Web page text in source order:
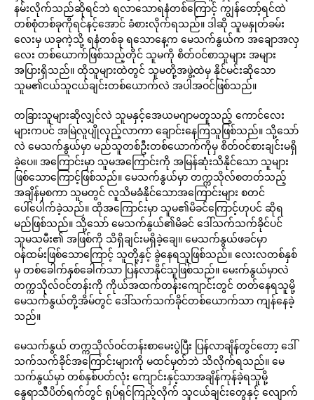
နမ်းလိုက်သည်ဆိုရင်ဘဲ ရလာသောရနံတစ်ကြောင့် ကျွန်တော့်ရင်ထဲ
တစ်စုံတစ်ခုကိုရင်နင့်အောင် ခံစားလိုက်ရသည်။ ဒါဆို သူမနှုတ်ခမ်း
လေးမှ ယခုကဲ့သို့ ရနံတစ်ခု ရသောနေ့က မေသက်နွယ်က အချောအလှ
လေး တစ်ယောက်ဖြစ်သည့်တိုင် သူမကို စိတ်ဝင်စာသူများ အများ
အပြားရှိသည်။ ထိုသူများထဲတွင် သူမတို့အဖွဲ့ထဲမှ နိုင်မင်းဆိုသော
သူမ၏ငယ်သူငယ်ချင်းတစ်ယောက်လဲ အပါအဝင်ဖြစ်သည်။
တခြားသူများဆိုလျှင်လဲ သူမနှင့်အေယမဂျာမတူသည့် ကောင်လေး
များကပင် အမြဲလူပျိုလှည့်လာကာ ချောင်းနေကြသူဖြစ်သည်။ သို့သော်
လဲ မေသက်နွယ်မှာ မည်သူတစ်ဦးတစ်ယောက်ကိုမှ စိတ်ဝင်စားချင်းမရှိ
ခဲ့ပေ။ အကြောင်းမှာ သူမအကြောင်းကို အမြန်ဆုံးသိနိုင်သော သူများ
ဖြစ်သောကြောင့်ဖြစ်သည်။ မေသက်နွယ်မှာ တက္ကသိုလ်စတတ်သည့်
အချိန်မှစကာ သူမတွင် လူသိမခံနိုင်သောအကြောင်းများ စတင်
ပေါ်ပေါက်ခဲ့သည်။ ထိုအကြောင်းမှာ သူမ၏မိခင်ကြောင့်ဟုပင် ဆိုရ
မည်ဖြစ်သည်။ သို့သော် မေသက်နွယ်၏မိခင် ဒေါ်သက်သက်ခိုင်ပင်
သူမသမီး၏ အဖြစ်ကို သိရှိချင်းမရှိခဲ့ချေ။ မေသက်နွယ်ဖခင်မှာ
ဝန်ထမ်းဖြစ်သောကြောင့် သူတို့နှင့် ခွဲနေရသူဖြစ်သည်။ လေးလတစ်နှစ်
မှ တစ်ခေါက်နှစ်ခေါက်သာ ပြန်လာနိုင်သူဖြစ်သည်။ မေးက်နွယ်မှာလဲ
တက္ကသိုလ်ဝင်တန်းကို ကိုယ်အထက်တန်းကျောင်းတွင် တတ်နေရသူမို့
မေသက်နွယ်တို့အိမ်တွင် ဒေါ်သက်သက်ခိုင်တစ်ယောက်သာ ကျန်နေခဲ့
သည်။
မေသက်နွယ် တက္ကသိုလ်ဝင်တန်းစာမေးပွဲပြီး ပြန်လာချိန်တွင်တော့ ဒေါ်
သက်သက်ခိုင်အကြောင်းများကို မထင်မှတ်ဘဲ သိလိုက်ရသည်။ မေ
သက်နွယ်မှာ တစ်နှစ်ပတ်လုံး ကျောင်းနှင့်သာအချိန်ကုန်ခဲ့ရသူမို့
နွေရာသီပိတ်ရက်တွင် ရုပ်ရှင်ကြည့်လိုက် သူငယ်ချင်းတွေနှင့် လျောက်